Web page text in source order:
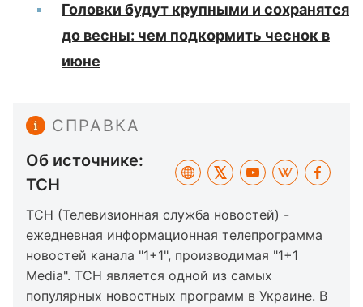
Головки будут крупными и сохранятся
до весны: чем подкормить чеснок в
июне
СПРАВКА
Об источнике:
ТСН
ТСН (Телевизионная служба новостей) -
ежедневная информационная телепрограмма
новостей канала "1+1", производимая "1+1
Media". ТСН является одной из самых
популярных новостных программ в Украине. В